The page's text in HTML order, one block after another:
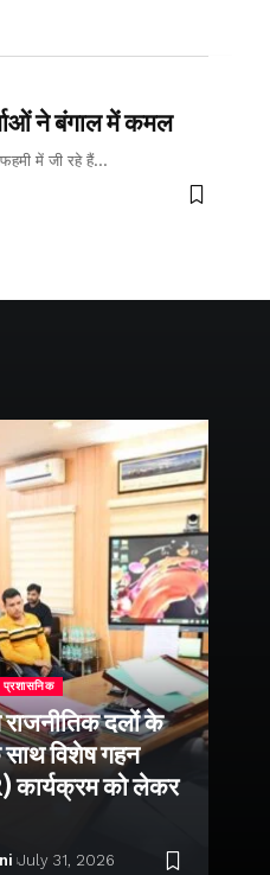
ने बंगाल में कमल
में जी रहे हैं…
प्रशासनिक
राजनीतिक दलों के
साथ विशेष गहन
कार्यक्रम को लेकर
July 31, 2026